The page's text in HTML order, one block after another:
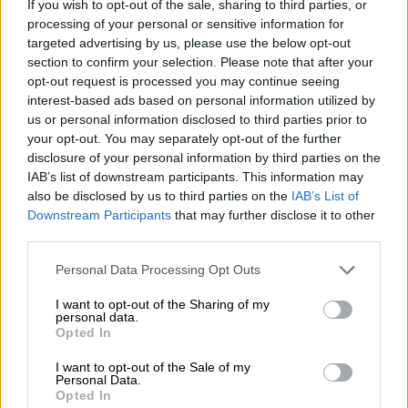
If you wish to opt-out of the sale, sharing to third parties, or
processing of your personal or sensitive information for
targeted advertising by us, please use the below opt-out
section to confirm your selection. Please note that after your
opt-out request is processed you may continue seeing
interest-based ads based on personal information utilized by
us or personal information disclosed to third parties prior to
your opt-out. You may separately opt-out of the further
disclosure of your personal information by third parties on the
IAB’s list of downstream participants. This information may
also be disclosed by us to third parties on the IAB’s List of
Downstream Participants that may further disclose it to other
Please note that this website/app uses one or more Google
not limited to your visit or usage behaviour. You may click to
grant or deny consent to Google and its third-party tags to
use your data for below specified purposes in below Google
consent section.
Personal Data Processing Opt Outs
I want to opt-out of the Sharing of my
personal data.
Opted In
I want to opt-out of the Sale of my
Personal Data.
Opted In